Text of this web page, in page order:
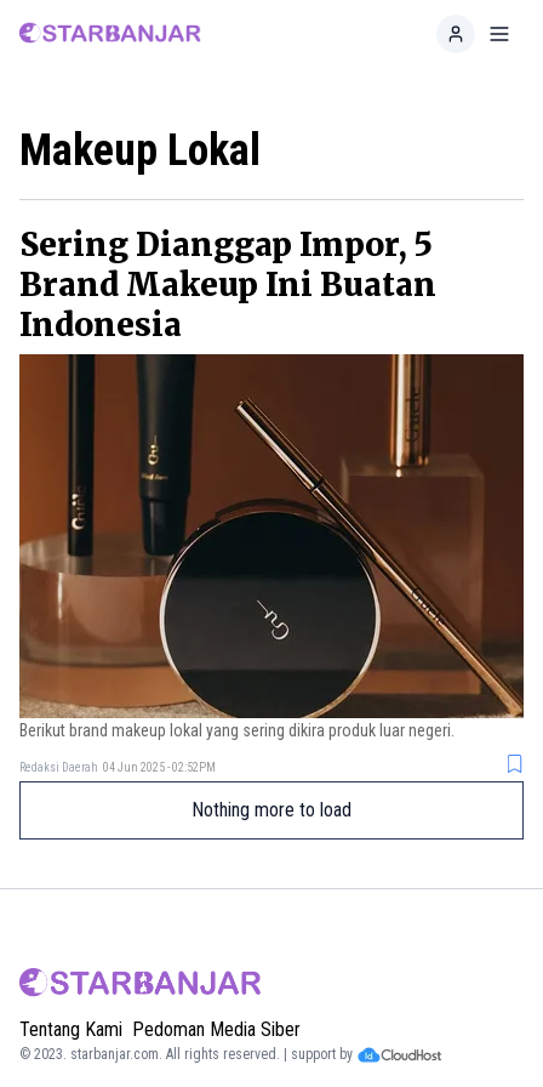
Home
Makeup Lokal
Sering Dianggap Impor, 5
Brand Makeup Ini Buatan
Indonesia
Berikut brand makeup lokal yang sering dikira produk luar negeri.
Redaksi Daerah 04 Jun 2025 - 02:52PM
Nothing more to load
Tentang Kami Pedoman Media Siber
© 2023. starbanjar.com. All rights reserved. | support by